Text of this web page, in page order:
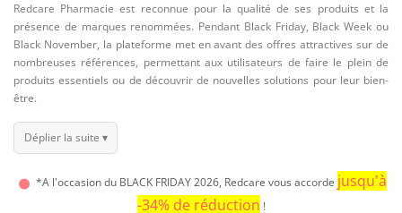
Redcare Pharmacie est reconnue pour la qualité de ses produits et la
présence de marques renommées. Pendant Black Friday, Black Week ou
Black November, la plateforme met en avant des offres attractives sur de
nombreuses références, permettant aux utilisateurs de faire le plein de
produits essentiels ou de découvrir de nouvelles solutions pour leur bien-
être.
Déplier la suite ▾
*A l'occasion du BLACK FRIDAY 2026, Redcare vous accorde jusqu'à
-34% de réduction !